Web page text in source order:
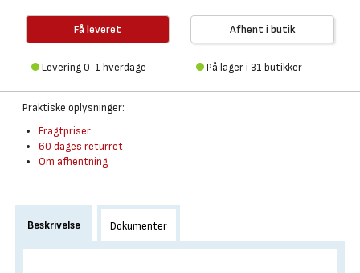
Få leveret
Levering 0-1 hverdage
Afhent i butik
På lager i 31 butikker
Praktiske oplysninger:
Fragtpriser
60 dages returret
Om afhentning
Beskrivelse Dokumenter